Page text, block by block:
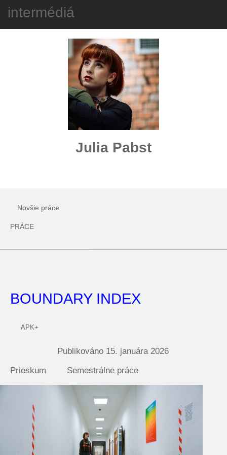
intermédiá
Julia Pabst
Novšie práce
PRÁCE
BOUNDARY INDEX
APK+
Publikováno 15. januára 2026
Prieskum
Semestrálne práce